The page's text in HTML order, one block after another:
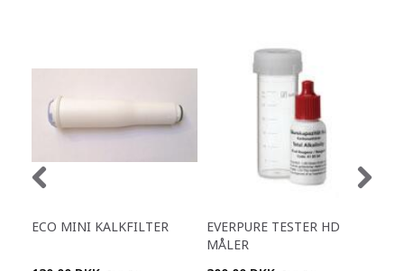
ECO MINI KALKFILTER
EVERPURE TESTER HD
MÅLER